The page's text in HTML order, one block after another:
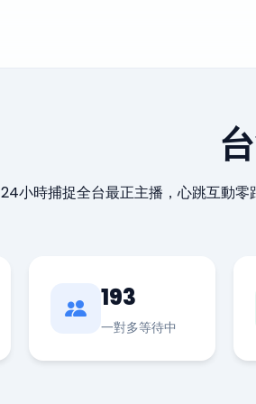
24小時捕捉全台最正主播，心跳互動零
193
一對多等待中